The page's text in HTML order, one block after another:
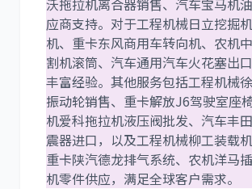
尼桑
应商支持。对于工程机械日立挖掘
机、重卡东风商用车转向机、农机
割机滚筒、汽车通用汽车火花塞出
丰富经验。其他服务包括工程机械
振动轮销售、重卡解放J6驾驶室座
机爱科拖拉机液压阀批发、汽车丰
震器进口，以及工程机械柳工装载机
重卡陕汽德龙排气系统、农机洋马
机零件供应，满足全球客户需求。